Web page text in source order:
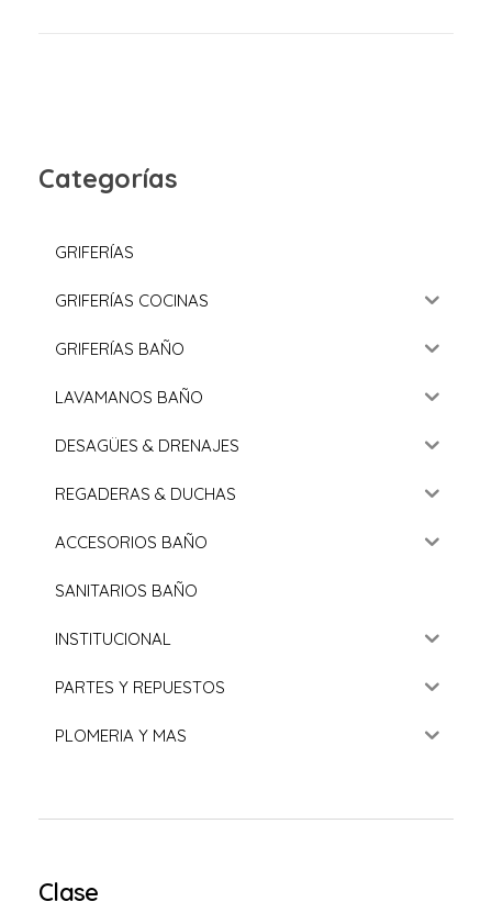
Categorías
GRIFERÍAS
GRIFERÍAS COCINAS
GRIFERÍAS BAÑO
LAVAMANOS BAÑO
DESAGÜES & DRENAJES
REGADERAS & DUCHAS
ACCESORIOS BAÑO
SANITARIOS BAÑO
INSTITUCIONAL
PARTES Y REPUESTOS
PLOMERIA Y MAS
Clase